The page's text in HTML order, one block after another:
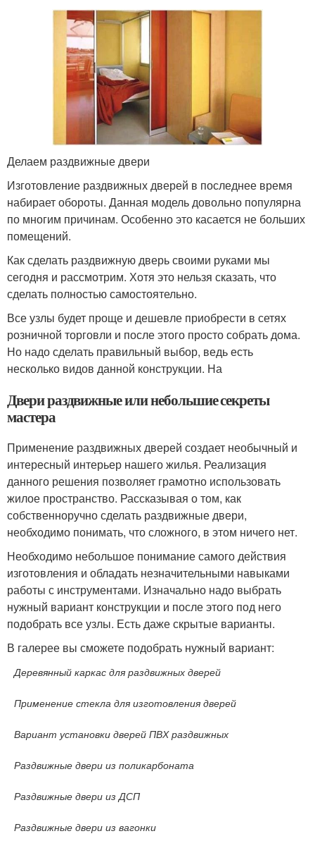
Делаем раздвижные двери
Изготовление раздвижных дверей в последнее время
набирает обороты. Данная модель довольно популярна
по многим причинам. Особенно это касается не больших
помещений.
Как сделать раздвижную дверь своими руками мы
сегодня и рассмотрим. Хотя это нельзя сказать, что
сделать полностью самостоятельно.
Все узлы будет проще и дешевле приобрести в сетях
розничной торговли и после этого просто собрать дома.
Но надо сделать правильный выбор, ведь есть
несколько видов данной конструкции. На
Двери раздвижные или небольшие секреты
мастера
Применение раздвижных дверей создает необычный и
интересный интерьер нашего жилья. Реализация
данного решения позволяет грамотно использовать
жилое пространство. Рассказывая о том, как
собственноручно сделать раздвижные двери,
необходимо понимать, что сложного, в этом ничего нет.
Необходимо небольшое понимание самого действия
изготовления и обладать незначительными навыками
работы с инструментами. Изначально надо выбрать
нужный вариант конструкции и после этого под него
подобрать все узлы. Есть даже скрытые варианты.
В галерее вы сможете подобрать нужный вариант:
Деревянный каркас для раздвижных дверей
Применение стекла для изготовления дверей
Вариант установки дверей ПВХ раздвижных
Раздвижные двери из поликарбоната
Раздвижные двери из ДСП
Раздвижные двери из вагонки